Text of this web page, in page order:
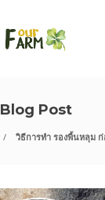
Blog Post
วิธีการทำ รองพื้นหลุม